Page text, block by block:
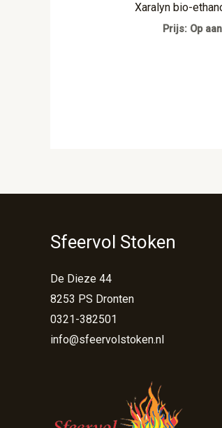
Xaralyn bio-
Prijs: Op
Sfeervol Stoken
De Dieze 44
8253 PS Dronten
0321-382501
info@sfeervolstoken.nl